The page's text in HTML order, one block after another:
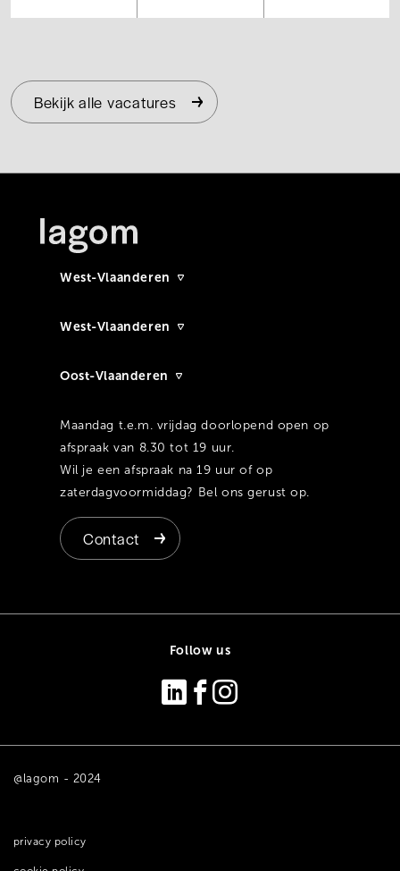
Bekijk alle vacatures
West-Vlaanderen
West-Vlaanderen
Oost-Vlaanderen
Maandag t.e.m. vrijdag doorlopend open op
afspraak van 8.30 tot 19 uur.
Wil je een afspraak na 19 uur of op
zaterdagvoormiddag? Bel ons gerust op.
Contact
Follow us
@lagom - 2024
privacy policy